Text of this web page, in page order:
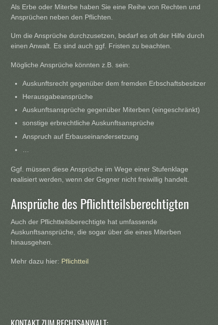
Als Erbe oder Miterbe haben Sie eine Reihe von Rechten und
Ansprüchen neben den Pflichten.
Um die Ansprüche durchzusetzen, bedarf es oft der Hilfe durch
einen Anwalt. Es sind auch ggf. Fristen zu beachten.
Mögliche Ansprüche könnten z.B. sein:
Auskunftsrecht gegenüber dem fremden Erbschaftsbesitzer
Herausgabeansprüche
Auskunftsansprüche gegenüber Miterben (eingeschränkt)
sonstige erbrechtliche Auskunftsansprüche
Anspruch auf Erbauseinandersetzung
Ggf. müssen diese Ansprüche im Wege einer Stufenklage
realisiert werden, wenn der Gegner nicht freiwillig handelt.
Ansprüche des Pflichtteilsberechtigten
Auch der Pflichtteilsberechtigte hat umfassende
Auskunftsansprüche, die sogar über die eines Miterben
hinausgehen.
Mehr dazu hier: Pflichtteil